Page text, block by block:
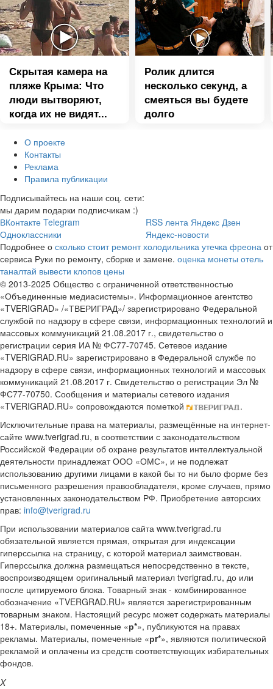
Скрытая камера на
пляже Крыма: Что
люди вытворяют,
когда их не видят...
Ролик длится
несколько секунд, а
смеяться вы будете
долго
О проекте
Контакты
Реклама
Правила публикации
Подписывайтесь на наши соц. сети:
мы дарим подарки подписчикам :)
ВКонтакте Telegram
Одноклассники
RSS лента Яндекс Дзен
Яндекс-новости
Подробнее о сколько стоит ремонт холодильника утечка фреона от
сервиса Руки по ремонту, сборке и замене. оценка монеты отель
таналтай вывести клопов цены
© 2013-2025 Общество с ограниченной ответственностью
«Объединенные медиасистемы». Информационное агентство
«TVERIGRAD» /«ТВЕРИГРАД»/ зарегистрировано Федеральной
службой по надзору в сфере связи, информационных технологий и
массовых коммуникаций 21.08.2017 г., свидетельство о
регистрации серия ИА № ФС77-70745. Сетевое издание
«TVERIGRAD.RU» зарегистрировано в Федеральной службе по
надзору в сфере связи, информационных технологий и массовых
коммуникаций 21.08.2017 г. Свидетельство о регистрации Эл №
ФС77-70750. Сообщения и материалы сетевого издания
«TVERIGRAD.RU» сопровождаются пометкой
.
Исключительные права на материалы, размещённые на интернет-
сайте www.tverigrad.ru, в соответствии с законодательством
Российской Федерации об охране результатов интеллектуальной
деятельности принадлежат ООО «ОМС», и не подлежат
использованию другими лицами в какой бы то ни было форме без
письменного разрешения правообладателя, кроме случаев, прямо
установленных законодательством РФ. Приобретение авторских
прав: info@tverigrad.ru
При использовании материалов сайта www.tverigrad.ru
обязательной является прямая, открытая для индексации
гиперссылка на страницу, с которой материал заимствован.
Гиперссылка должна размещаться непосредственно в тексте,
воспроизводящем оригинальный материал tverigrad.ru, до или
после цитируемого блока. Товарный знак - комбинированное
обозначение «TVERGRAD.RU» является зарегистрированным
товарным знаком. Настоящий ресурс может содержать материалы
18+. Материалы, помеченные «р*», публикуются на правах
рекламы. Материалы, помеченные «рr*», являются политической
рекламой и оплачены из средств соответствующих избирательных
фондов.
X